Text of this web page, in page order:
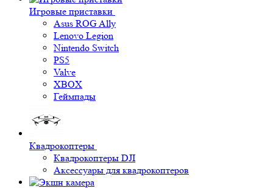
Игровые приставки
Asus ROG Ally
Lenovo Legion
Nintendo Switch
PS5
Valve
XBOX
Геймпады
Квадрокоптеры
Квадрокоптеры DJI
Аксессуары для квадрокоптеров